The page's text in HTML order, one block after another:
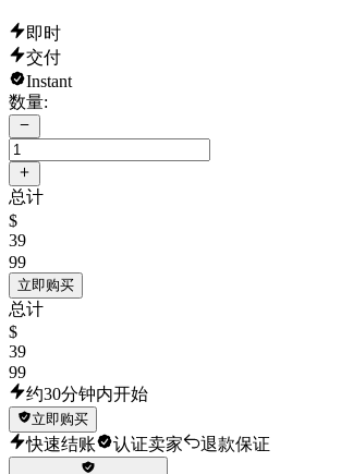
即时
交付
Instant
数量:
总计
$
39
99
立即购买
总计
$
39
99
约30分钟内开始
立即购买
快速结账 认证卖家 退款保证